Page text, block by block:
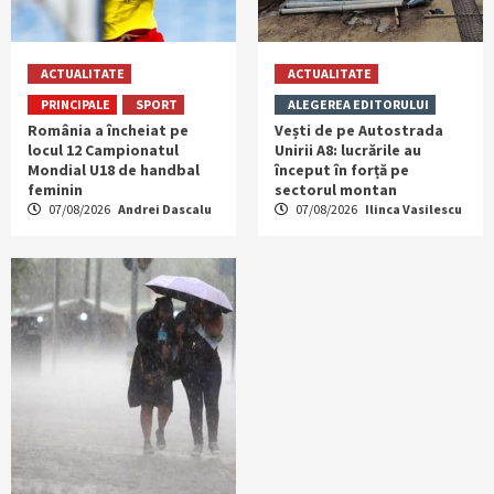
ACTUALITATE
PRINCIPALE
SPORT
România a încheiat pe
locul 12 Campionatul
Mondial U18 de handbal
feminin
07/08/2026 Andrei Dascalu
ACTUALITATE
ALEGEREA EDITORULUI
Vești de pe Autostrada
Unirii A8: lucrările au
început în forță pe
sectorul montan
07/08/2026 Ilinca Vasilescu